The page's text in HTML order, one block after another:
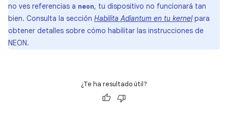
no ves referencias a neon, tu dispositivo no funcionará tan
bien. Consulta la sección Habilita Adiantum en tu kernelpara
obtener detalles sobre cómo habilitar las instrucciones de
NEON.
¿Te ha resultado útil?